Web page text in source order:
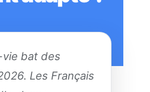
vie bat des
Les Français